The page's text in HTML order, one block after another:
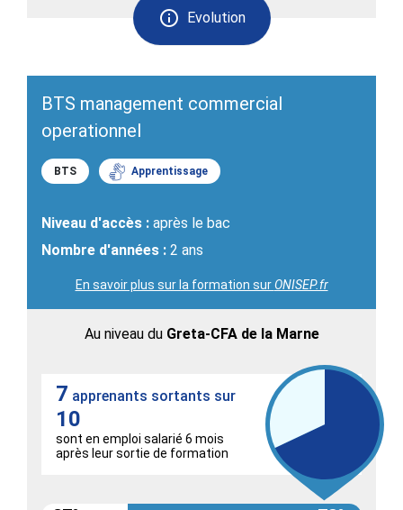
Evolution
BTS management commercial
operationnel
BTS Apprentissage
Niveau d'accès : après le bac
Nombre d'années : 2 ans
En savoir plus sur la formation surONISEP.fr
Au niveau du Greta-CFA de la Marne
7 apprenants sortants sur
10
sont en emploi salarié 6 mois
après leur sortie de formation